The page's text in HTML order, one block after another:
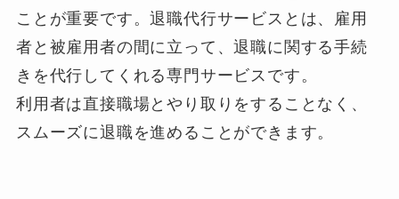
ことが重要です。退職代行サービスとは、雇用
者と被雇用者の間に立って、退職に関する手続
きを代行してくれる専門サービスです。
利用者は直接職場とやり取りをすることなく、
スムーズに退職を進めることができます。